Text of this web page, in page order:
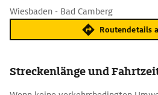
Wiesbaden - Bad Camberg
Routendetails
Streckenlänge und